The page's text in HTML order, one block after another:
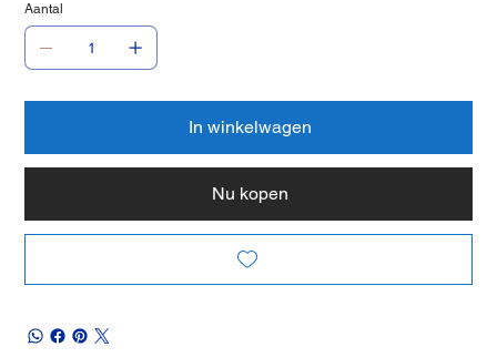
Aantal
In winkelwagen
Nu kopen